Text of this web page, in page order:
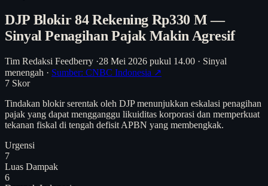
DJP Blokir 84 Rekening Rp330 M —
Sinyal Penagihan Pajak Makin Agresif
Tim Redaksi Feedberry ·28 Mei 2026 pukul 14.00 · Sinyal
menengah · Sumber: CNBC Indonesia ↗
7 Skor
Tindakan blokir serentak oleh DJP menunjukkan eskalasi penagihan
pajak yang dapat mengganggu likuiditas korporasi dan memperkuat
tekanan fiskal di tengah defisit APBN yang membengkak.
Urgensi
7
Luas Dampak
6